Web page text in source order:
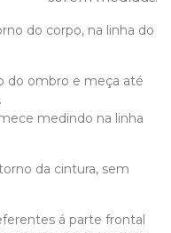
do corpo, na linha do
do ombro e meça até
medindo na linha
da cintura, sem
á parte frontal